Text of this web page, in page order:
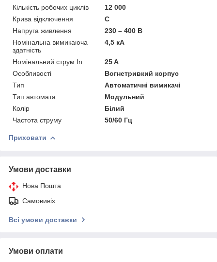
Кількість робочих циклів
12 000
Крива відключення
C
Напруга живлення
230 – 400 В
Номінальна вимикаюча
здатність
4,5 кА
Номінальний струм In
25 A
Особливості
Вогнетривкий корпус
Тип
Автоматичні вимикачі
Тип автомата
Модульний
Колір
Білий
Частота струму
50/60 Гц
Приховати
Умови доставки
Нова Пошта
Самовивіз
Всі умови доставки
Умови оплати